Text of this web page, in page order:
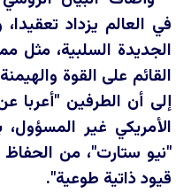
في العالم يزداد تعقيدا،
الجديدة السلبية، مثل
القائم على القوة
إلى أن الطرفين
الأمريكي غير
"نيو ستارت"، من
قيود ذاتية طوعية".